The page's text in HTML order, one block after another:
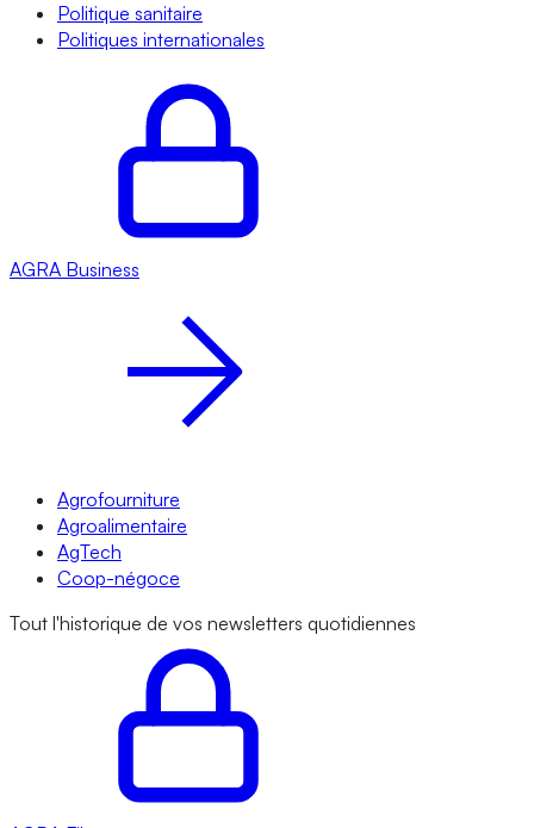
Politique sanitaire
Politiques internationales
AGRA Business
Agrofourniture
Agroalimentaire
AgTech
Coop-négoce
Tout l'historique de vos newsletters quotidiennes